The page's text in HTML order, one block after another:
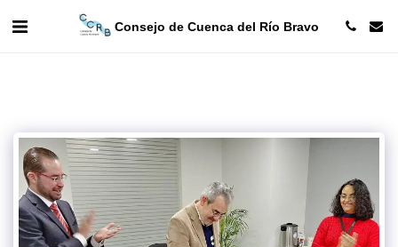
Consejo de Cuenca del Río Bravo